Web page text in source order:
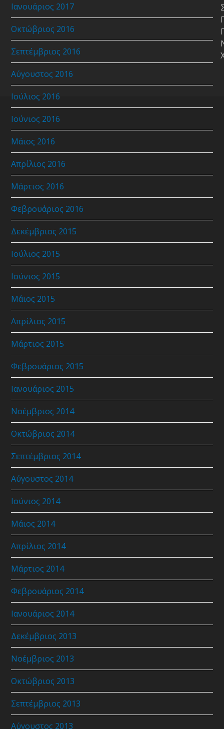
Ιανουάριος 2017
Οκτώβριος 2016
Σεπτέμβριος 2016
Αύγουστος 2016
Ιούλιος 2016
Ιούνιος 2016
Μάιος 2016
Απρίλιος 2016
Μάρτιος 2016
Φεβρουάριος 2016
Δεκέμβριος 2015
Ιούλιος 2015
Ιούνιος 2015
Μάιος 2015
Απρίλιος 2015
Μάρτιος 2015
Φεβρουάριος 2015
Ιανουάριος 2015
Νοέμβριος 2014
Οκτώβριος 2014
Σεπτέμβριος 2014
Αύγουστος 2014
Ιούνιος 2014
Μάιος 2014
Απρίλιος 2014
Μάρτιος 2014
Φεβρουάριος 2014
Ιανουάριος 2014
Δεκέμβριος 2013
Νοέμβριος 2013
Οκτώβριος 2013
Σεπτέμβριος 2013
Αύγουστος 2013